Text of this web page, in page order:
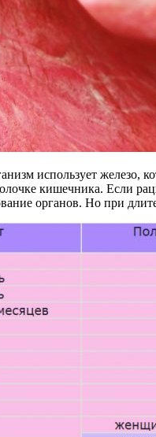
использует железо,
кишечника. Если
органов. Но при